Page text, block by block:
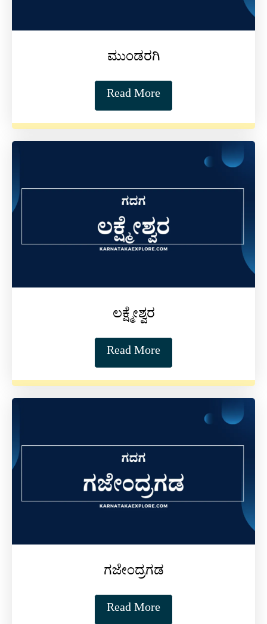
ಮುಂಡರಗಿ
Read More
ಲಕ್ಷ್ಮೇಶ್ವರ
Read More
ಗಜೇಂದ್ರಗಡ
Read More